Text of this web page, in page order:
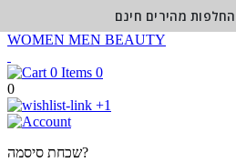
WOMEN MEN BEAUTY
0
0
+1
שכחת סיסמה?
מהירים חינם